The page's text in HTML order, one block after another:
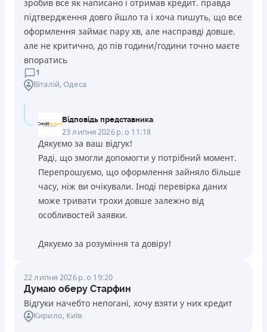
зробив все як написано і отримав кредит. правда
підтвердження довго йшло та і хоча пишуть, що все
оформлення займає пару хв, але насправді довше.
але не критично, до пів години/години точно маєте
впоратись
1
Віталій, Одеса
Відповідь представника
23 липня 2026 р. о 11:18
Дякуємо за ваш відгук!
Раді, що змогли допомогти у потрібний момент.
Перепрошуємо, що оформлення зайняло більше
часу, ніж ви очікували. Іноді перевірка даних
може тривати трохи довше залежно від
особливостей заявки.
Дякуємо за розуміння та довіру!
22 липня 2026 р. о 19:20
Думаю оберу Старфин
Відгуки начебто непогані, хочу взяти у них кредит
Кирило, Київ